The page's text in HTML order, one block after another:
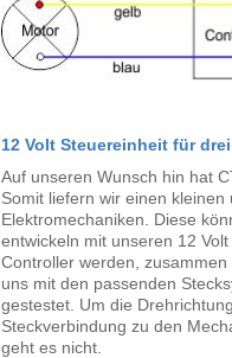
12 Volt Steuereinheit für
Auf unseren Wunsch hin hat
Somit liefern wir einen
Elektromechaniken. Diese
entwickeln mit unseren 12
Controller werden,
uns mit den passenden
gestestet. Um die
Steckverbindung zu den
geht es nicht.